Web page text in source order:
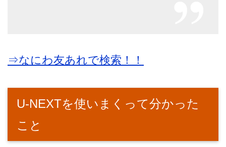
⇒なにわ友あれで検索！！
U-NEXTを使いまくって分かった
こと